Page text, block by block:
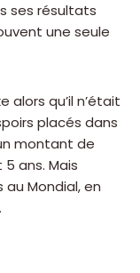
ses résultats
une seule
alors qu’il n’était
placés dans
montant de
ans. Mais
Mondial, en